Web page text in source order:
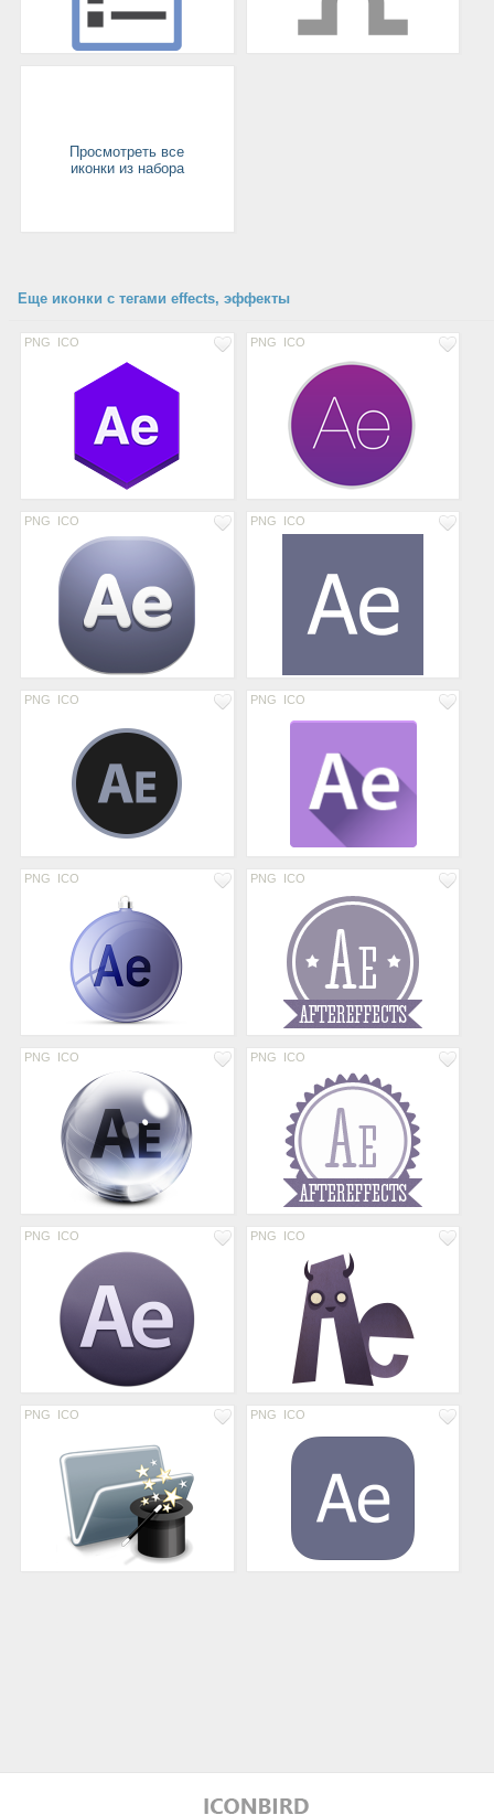
Просмотреть все
иконки из набора
Еще иконки с тегами effects, эффекты
PNG ICO PNG ICO
PNG ICO PNG ICO
PNG ICO PNG ICO
PNG ICO PNG ICO
PNG ICO PNG ICO
PNG ICO PNG ICO
PNG ICO PNG ICO